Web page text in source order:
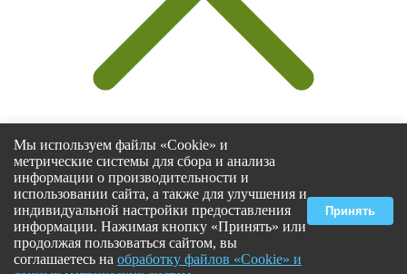
Мы используем файлы «Cookie» и
метрические системы для сбора и анализа
информации о производительности и
использовании сайта, а также для улучшения и
индивидуальной настройки предоставления
информации. Нажимая кнопку «Принять» или
продолжая пользоваться сайтом, вы
соглашаетесь на обработку файлов «Cookie» и
Принять
Select at least 2 products
to compare
Смотреть сравнение